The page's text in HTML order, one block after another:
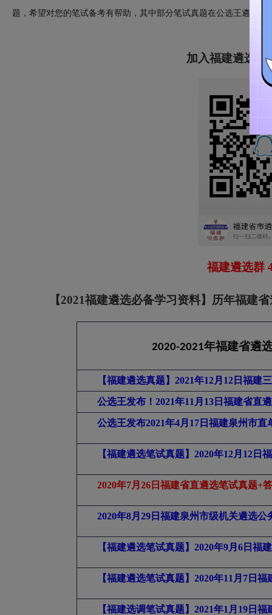
题，希望对您的笔试备考有帮助，其中部分笔试真题在公选王遴选
加入福建遴选
福建遴选群
【2021福建遴选必备学习资料】历年福建
2020-2021年福建省遴
【福建遴选真题】2021年12月12日福建
公选王发布！2021年11月13日福建省直
公选王发布2021年4月17日福建泉州市
【福建遴选笔试真题】2020年12月12
2020年7月 26 日福建省直遴选笔试真题+
2020年8月 29 日福建泉州市级机关遴选公
【福建遴选笔试真题】 2020年9月 6 日福
【福建遴选笔试真题】 2020年11 月 7 日福
【福建选调笔试真题】 2021年1 月 19 日福